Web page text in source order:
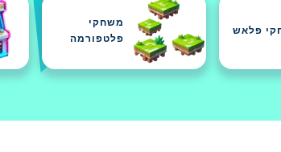
פלאש
משחקי
פלטפורמה